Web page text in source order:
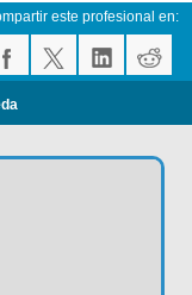
este profesional en: